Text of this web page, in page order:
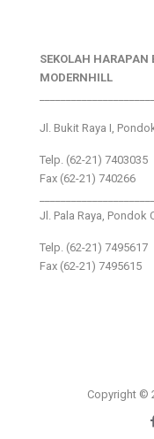
SEKOLAH HARAPAN
MODERNHILL
Jl. Bukit Raya I,
Telp. (62-21) 7403035
Fax (62-21) 740266
Jl. Pala Raya, Pondok
Telp. (62-21) 7495617
Fax (62-21) 7495615
Copyright ©